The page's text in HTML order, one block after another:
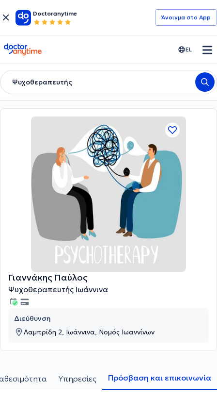
Doctoranytime
Άνοιγμα στο App
doctoranytime EL
Ψυχοθεραπευτής
Γιαννάκης Παύλος
Ψυχοθεραπευτής Ιωάννινα
Διεύθυνση
Λαμπρίδη 2, Ιωάννινα, Νομός Ιωαννίνων
Υπηρεσίες Πρόσβαση και επικοινωνία